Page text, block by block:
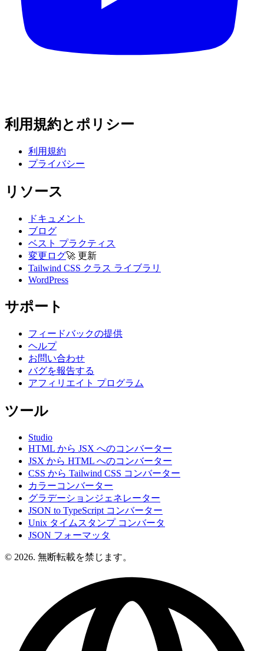
利用規約とポリシー
利用規約
プライバシー
リソース
ドキュメント
ブログ
ベスト プラクティス
変更ログ🚀 更新
Tailwind CSS クラス ライブラリ
WordPress
サポート
フィードバックの提供
ヘルプ
お問い合わせ
バグを報告する
アフィリエイト プログラム
ツール
Studio
HTML から JSX へのコンバーター
JSX から HTML へのコンバーター
CSS から Tailwind CSS コンバーター
カラーコンバーター
グラデーションジェネレーター
JSON to TypeScript コンバーター
Unix タイムスタンプ コンバータ
JSON フォーマッタ
© 2026. 無断転載を禁じます。